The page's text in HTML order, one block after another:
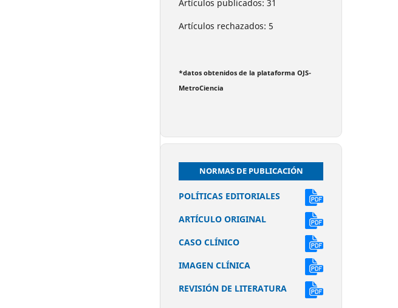
Artículos publicados: 31
Artículos rechazados: 5
*datos obtenidos de la plataforma OJS-
MetroCiencia
NORMAS DE PUBLICACIÓN
POLÍTICAS EDITORIALES
ARTÍCULO ORIGINAL
CASO CLÍNICO
IMAGEN CLÍNICA
REVISIÓN DE LITERATURA